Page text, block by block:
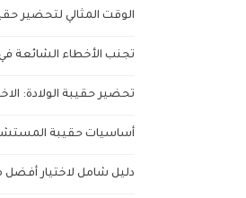
الوقت المثالي لتحضير
تجنب الأخطاء الشائعة
تحضير حقيبة الولادة:
أساسيات حقيبة
دليل شامل لاختيار أفضل